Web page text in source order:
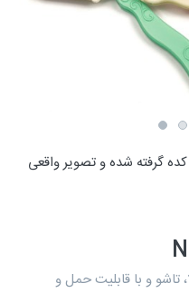
گرفته شده و تصویر واقعی
تاشو و با قابلیت حمل و